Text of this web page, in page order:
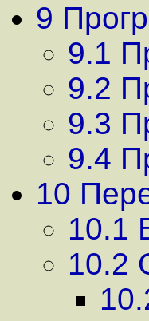
9
9.1
9.2
9.3
9.4
10
10.1
10.2